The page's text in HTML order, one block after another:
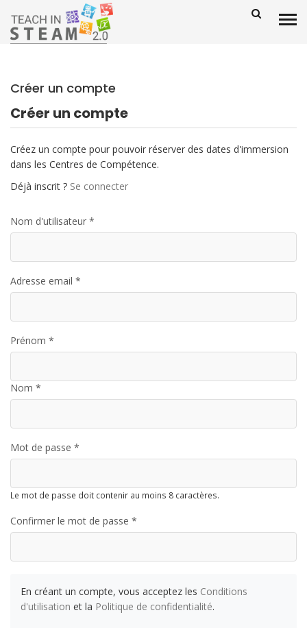
Créer un compte
Créer un compte
Créez un compte pour pouvoir réserver des dates d'immersion
dans les Centres de Compétence.
Déjà inscrit ? Se connecter
Nom d'utilisateur *
Adresse email *
Prénom *
Nom *
Mot de passe *
Le mot de passe doit contenir au moins 8 caractères.
Confirmer le mot de passe *
En créant un compte, vous acceptez les Conditions
d'utilisation et la Politique de confidentialité.